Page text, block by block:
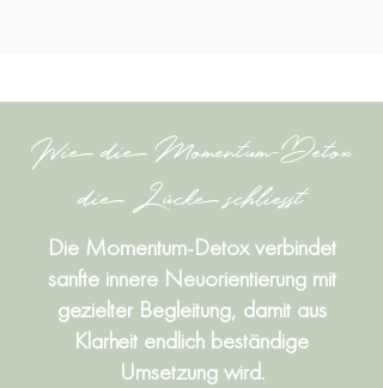
Wie die Momentum-Detox
die Lücke schliesst
Die Momentum-Detox verbindet
sanfte innere Neuorientierung mit
gezielter Begleitung, damit aus
Klarheit endlich beständige
Umsetzung wird.